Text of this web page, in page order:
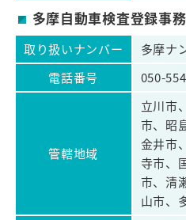
多摩自動車検査登録事
取り扱いナンバー
多摩ナ
電話番号
050-
管轄地域
立川市
市、昭
金井市
寺市、
市、清
山市、